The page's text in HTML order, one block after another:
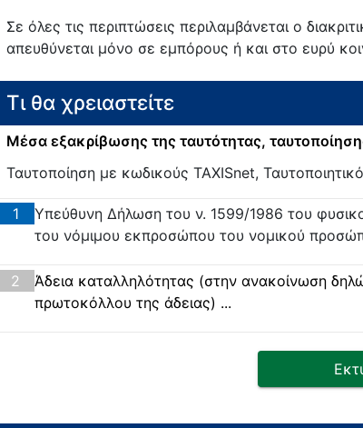
Σε όλες τις περιπτώσεις περιλαμβάνεται ο
απευθύνεται μόνο σε εμπόρους ή και στο ευρύ
Τι θα χρειαστείτε
Μέσα εξακρίβωσης της ταυτότητας,
Ταυτοποίηση με κωδικούς TAXISnet,
1
Υπεύθυνη Δήλωση του ν. 1599/1986 του
του νόμιμου εκπροσώπου του νομικού
2
Άδεια καταλληλότητας (στην ανακοίνωση
πρωτοκόλλου της άδειας) ...